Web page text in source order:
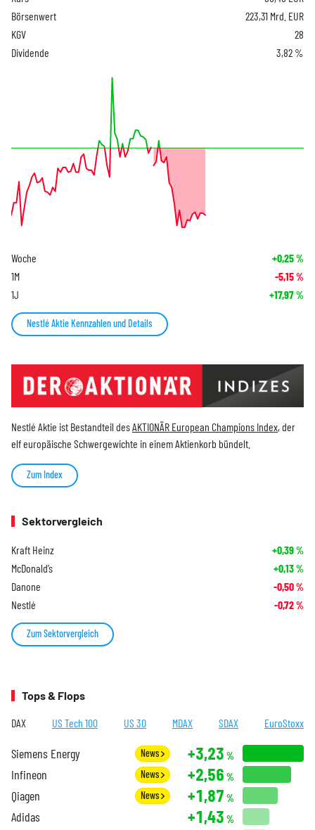
Börsenwert
223,31 Mrd. EUR
KGV
28
Dividende
3,82 %
Woche +0,25%
1M -5,15%
1J +17,97%
Nestlé Aktie Kennzahlen und Details
Nestlé Aktie ist Bestandteil desAKTIONÄR European Champions Index, der
elf europäische Schwergewichte in einem Aktienkorb bündelt.
Zum Index
Sektorvergleich
Kraft Heinz +0,39%
McDonald’s +0,13%
Danone -0,50%
Nestlé -0,72%
Zum Sektorvergleich
Tops & Flops
DAX US Tech 100 US 30 MDAX SDAX EuroStoxx
Siemens Energy News +3,23 %
Infineon News +2,56 %
Qiagen News +1,87 %
Adidas +1,43 %